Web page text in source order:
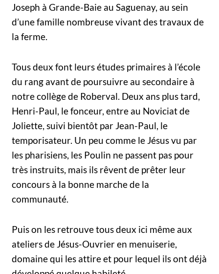
Joseph à Grande-Baie au Saguenay, au sein
d’une famille nombreuse vivant des travaux de
la ferme.
Tous deux font leurs études primaires à l’école
du rang avant de poursuivre au secondaire à
notre collège de Roberval. Deux ans plus tard,
Henri-Paul, le fonceur, entre au Noviciat de
Joliette, suivi bientôt par Jean-Paul, le
temporisateur. Un peu comme le Jésus vu par
les pharisiens, les Poulin ne passent pas pour
très instruits, mais ils rêvent de prêter leur
concours à la bonne marche de la
communauté.
Puis on les retrouve tous deux ici même aux
ateliers de Jésus-Ouvrier en menuiserie,
domaine qui les attire et pour lequel ils ont déjà